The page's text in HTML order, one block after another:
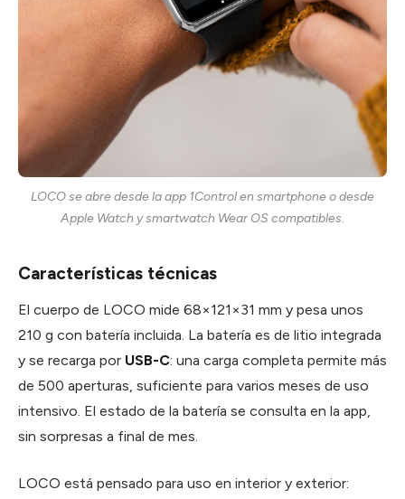
LOCO se abre desde la app 1Control en smartphone o desde
Apple Watch y smartwatch Wear OS compatibles.
Características técnicas
El cuerpo de LOCO mide 68×121×31 mm y pesa unos
210 g con batería incluida. La batería es de litio integrada
y se recarga por USB-C: una carga completa permite más
de 500 aperturas, suficiente para varios meses de uso
intensivo. El estado de la batería se consulta en la app,
sin sorpresas a final de mes.
LOCO está pensado para uso en interior y exterior: